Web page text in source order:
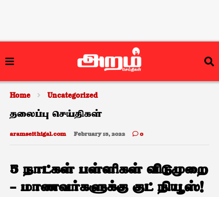
Home Uncategorized
தலைப்பு செய்திகள்
aramseithigal.com February 15, 2022 0
5 நாட்கள் பள்ளிகள் விடுமுறை
– மாணவர்களுக்கு குட் நியூஸ்!